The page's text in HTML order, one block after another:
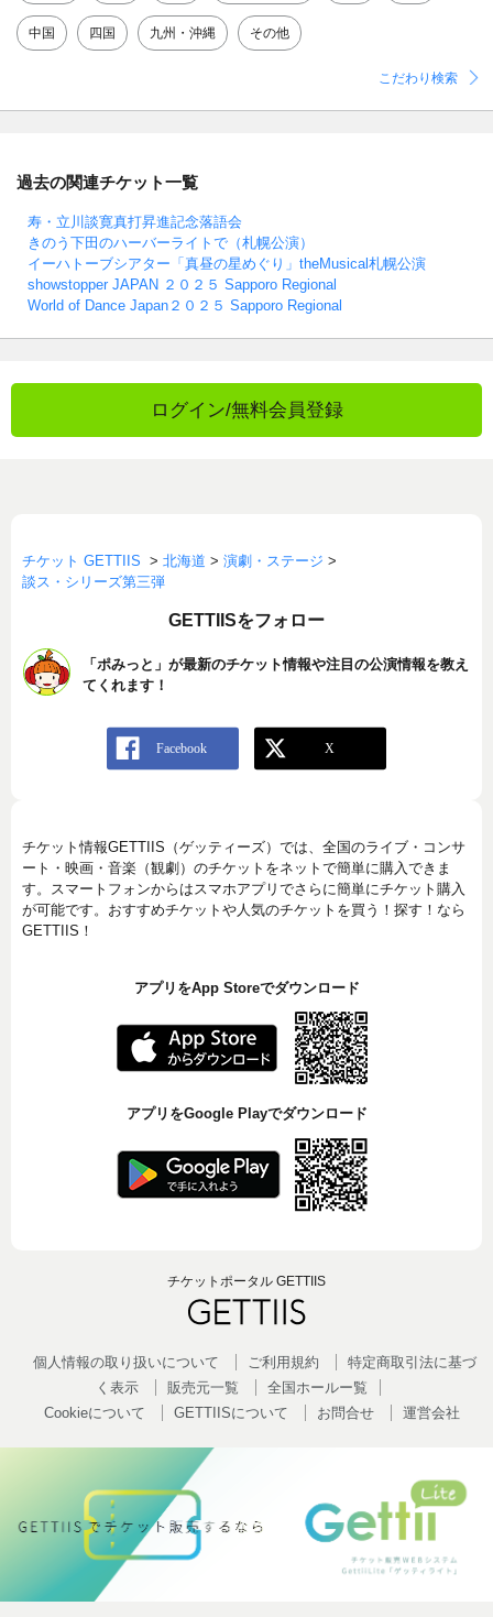
中国 四国 九州・沖縄 その他
こだわり検索
過去の関連チケット一覧
寿・立川談寛真打昇進記念落語会
きのう下田のハーバーライトで（札幌公演）
イーハトーブシアター「真昼の星めぐり」theMusical札幌公演
showstopper JAPAN ２０２５ Sapporo Regional
World of Dance Japan２０２５ Sapporo Regional
ログイン/無料会員登録
チケット GETTIIS > 北海道 > 演劇・ステージ >
談ス・シリーズ第三弾
GETTIISをフォロー
「ポみっと」が最新のチケット情報や注目の公演情報を教え
てくれます！
チケット情報GETTIIS（ゲッティーズ）では、全国のライブ・コンサ
ート・映画・音楽（観劇）のチケットをネットで簡単に購入できま
す。スマートフォンからはスマホアプリでさらに簡単にチケット購入
が可能です。おすすめチケットや人気のチケットを買う！探す！なら
GETTIIS！
アプリをApp Storeでダウンロード
アプリをGoogle Playでダウンロード
チケットポータル GETTIIS
個人情報の取り扱いについて ご利用規約
特定商取引法に基づ
く表示
販売元一覧
全国ホールー覧
Cookieについて
GETTIISについて お問合せ 運営会社